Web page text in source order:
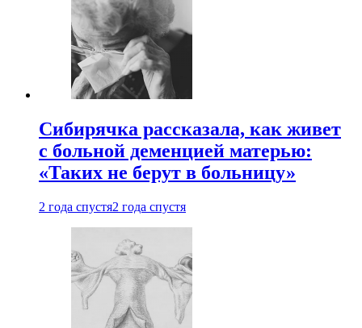
Сибирячка рассказала, как живет
с больной деменцией матерью:
«Таких не берут в больницу»
2 года спустя2 года спустя